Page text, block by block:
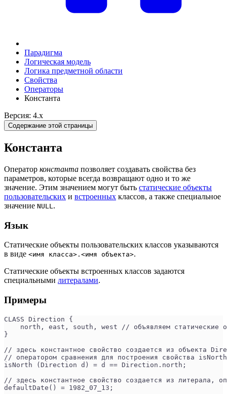
Парадигма
Логическая модель
Логика предметной области
Свойства
Операторы
Константа
Версия: 4.x
Содержание этой страницы
Константа
Оператор константа позволяет создавать свойства без
параметров, которые всегда возвращают одно и то же
значение. Этим значением могут быть статические объекты
пользовательских и встроенных классов, а также специальное
значение NULL .
Язык
Статические объекты пользовательских классов указываются
в виде <имя класса>.<имя объекта>.
Статические объекты встроенных классов задаются
специальными литералами.
Примеры
CLASS Direction {
north, east, south, west // объявляем статические
}
// здесь константное свойство создается из объекта
// оператором сравнения для построения свойства isNorth
isNorth (Direction d) = d == Direction.north;
// здесь константное свойство создается из литерала,
defaultDate() = 1982_07_13;